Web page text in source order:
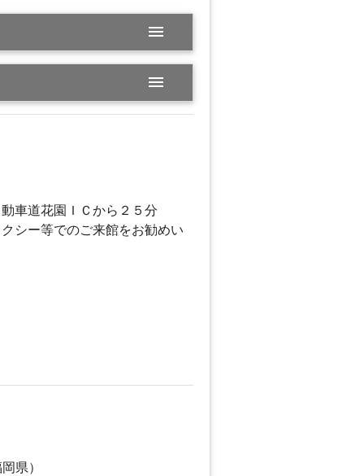
menu
menu
動車道花園ＩＣから２５分
シー等でのご来館をお勧めい
県）